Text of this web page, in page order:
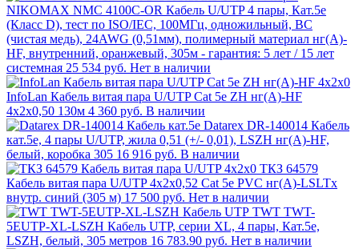
NIKOMAX NMC 4100C-OR Кабель U/UTP 4 пары, Кат.5e
(Класс D), тест по ISO/IEC, 100МГц, одножильный, BC
(чистая медь), 24AWG (0,51мм), полимерный материал нг(А)-
HF, внутренний, оранжевый, 305м - гарантия: 5 лет / 15 лет
системная 25 534 руб. Нет в наличии
InfoLan Кабель витая пара U/UTP Cat 5e ZH нг(А)-HF
4х2х0,50 130м 4 360 руб. В наличии
Datarex DR-140014 Кабель
кат.5е, 4 пары U/UTP, жила 0,51 (+/- 0,01), LSZH нг(А)-HF,
белый, коробка 305 16 916 руб. В наличии
ТКЗ 64579
Кабель витая пара U/UTP 4х2х0,52 Cat 5e PVC нг(А)-LSLTx
внутр. синий (305 м) 17 500 руб. Нет в наличии
TWT TWT-
5EUTP-XL-LSZH Кабель UTP, серии XL, 4 пары, Кат.5e,
LSZH, белый, 305 метров 16 783.90 руб. Нет в наличии